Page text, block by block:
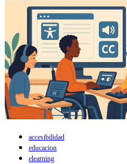
accesibilidad
educacion
elearning